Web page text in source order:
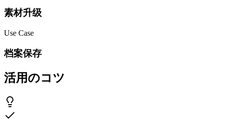
素材升级
Use Case
档案保存
活用のコツ